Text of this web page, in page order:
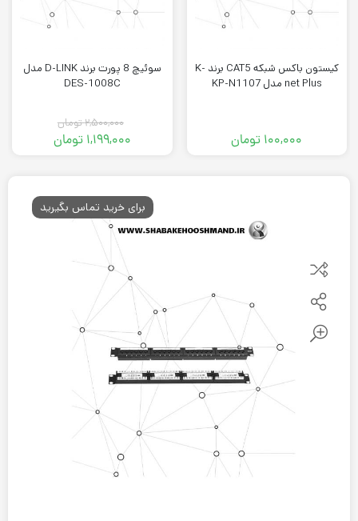
کیستون باکس شبکه CAT5 برند K-
net Plus مدل KP-N1107
۱۰۰,۰۰۰ تومان
سوئیچ 8 پورت برند D-LINK مدل
DES-1008C
۲,۵۰۰,۰۰۰تومان
قیمت
۱,۱۹۹,۰۰۰ تومان
قیمت
برای خرید تماس بگیرید